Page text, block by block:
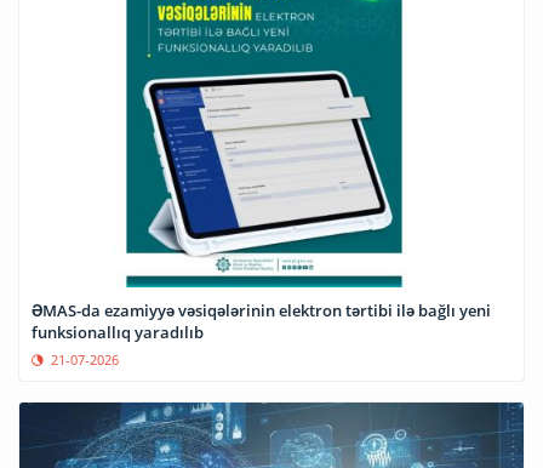
ƏMAS-da ezamiyyə vəsiqələrinin elektron tərtibi ilə bağlı yeni
funksionallıq yaradılıb
21-07-2026